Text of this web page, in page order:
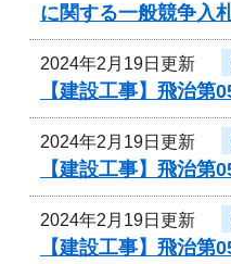
に関する一般競争入
2024年2月19日更新
【建設工事】飛治
2024年2月19日更新
【建設工事】飛治
2024年2月19日更新
【建設工事】飛治